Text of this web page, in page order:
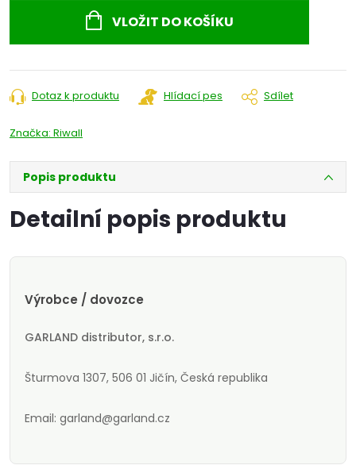
VLOŽIT DO KOŠÍKU
Dotaz k produktu Hlídací pes Sdílet
Značka: Riwall
Popis produktu
Detailní popis produktu
Výrobce / dovozce
GARLAND distributor, s.r.o.
Šturmova 1307, 506 01 Jičín, Česká republika
Email: garland@garland.cz